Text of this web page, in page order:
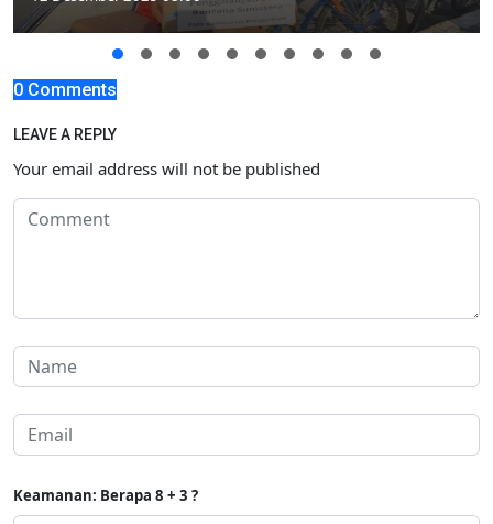
0 Comments
LEAVE A REPLY
Your email address will not be published
Keamanan: Berapa 8 + 3 ?